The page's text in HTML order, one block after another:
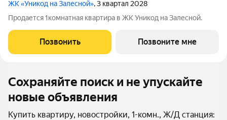
ЖК «Уникод на Залесной», 3 квартал 2028
Продается 1комнатная квартира в ЖК Уникод на Залесной.
Позвонить Позвоните мне
Сохраняйте поиск и не упускайте
новые объявления
Купить квартиру, новостройки, 1-комн., Ж/Д станция: